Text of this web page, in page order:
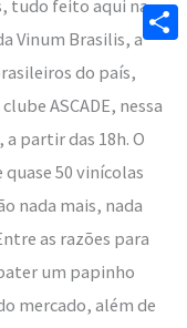
tudo feito aqui na
Vinum Brasilis, a
do país,
ASCADE, nessa
a partir das 18h. O
50 vinícolas
nada mais, nada
as razões para
um papinho
mercado, além de